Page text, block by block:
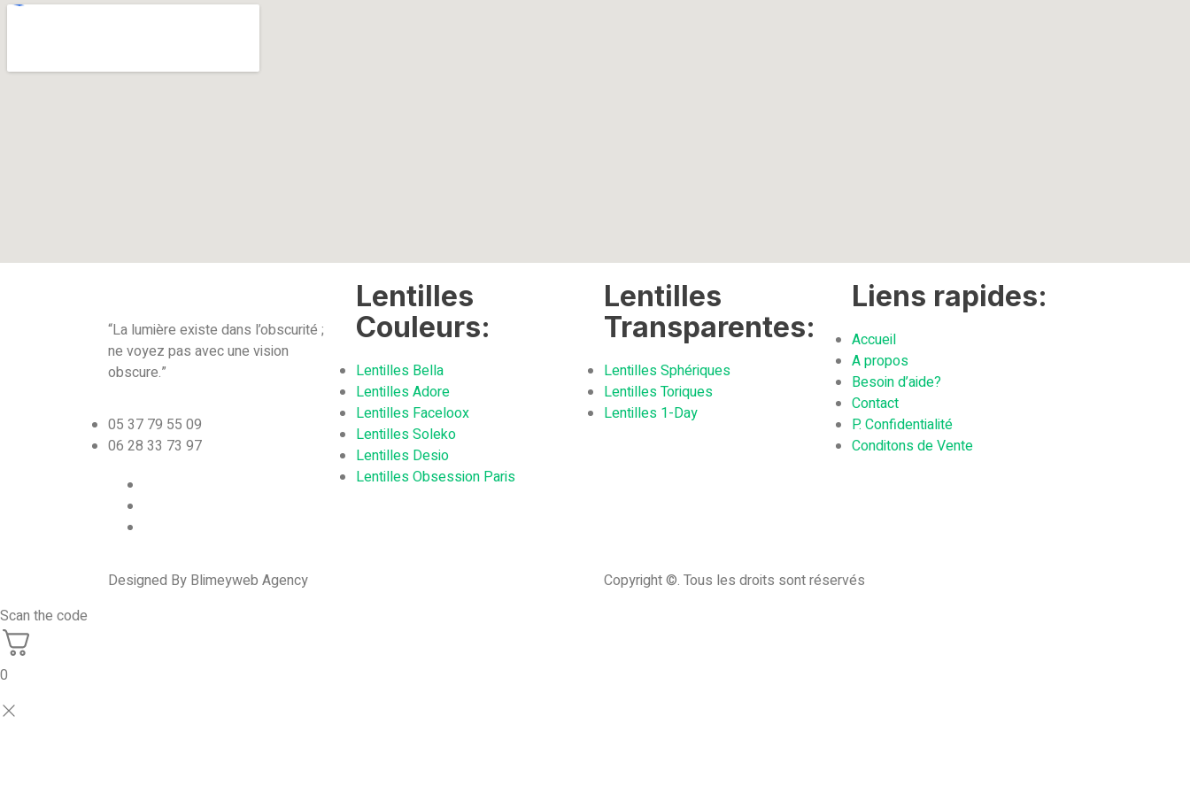
“La lumière existe dans l’obscurité ;
ne voyez pas avec une vision
obscure.”
05 37 79 55 09
06 28 33 73 97
Lentilles
Couleurs:
Lentilles Bella
Lentilles Adore
Lentilles Faceloox
Lentilles Soleko
Lentilles Desio
Lentilles Obsession Paris
Lentilles
Transparentes:
Lentilles Sphériques
Lentilles Toriques
Lentilles 1-Day
Liens rapides:
Accueil
A propos
Besoin d’aide?
Contact
P. Confidentialité
Conditons de Vente
Designed By Blimeyweb Agency
Copyright ©. Tous les droits sont réservés
Scan the code
0